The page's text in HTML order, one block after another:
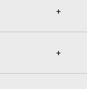
＋
＋
＋
＋